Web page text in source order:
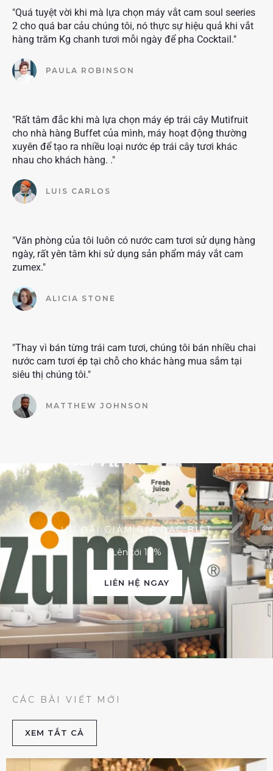
"Quá tuyệt vời khi mà lựa chọn máy vắt cam soul seeries
2 cho quá bar cảu chúng tôi, nó thực sự hiệu quả khi vắt
hàng trăm Kg chanh tươi mỗi ngày để pha Cocktail."
PAULA ROBINSON
"Rất tâm đắc khi mà lựa chọn máy ép trái cây Mutifruit
cho nhà hàng Buffet của mình, máy hoạt động thường
xuyên để tạo ra nhiều loại nước ép trái cây tươi khác
nhau cho khách hàng. ."
LUIS CARLOS
"Văn phòng của tôi luôn có nước cam tươi sử dụng hàng
ngày, rất yên tâm khi sử dụng sản phẩm máy vắt cam
zumex."
ALICIA STONE
"Thay vì bán từng trái cam tươi, chúng tôi bán nhiều chai
nước cam tươi ép tại chỗ cho khác hàng mua sắm tại
siêu thị chúng tôi."
MATTHEW JOHNSON
ƯU ĐÃI GIẢM GIÁ ĐẶC BIỆT
Lên tới 10%
LIÊN HỆ NGAY
CÁC BÀI VIẾT MỚI
XEM TẮT CẢ